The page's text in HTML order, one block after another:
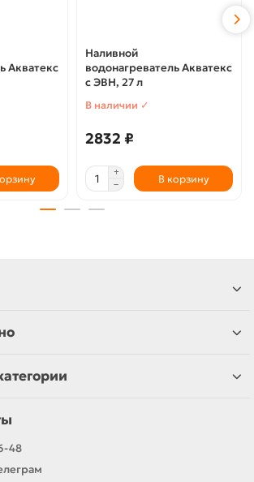
Акватекс
Наливной
водонагреватель Акватекс
с ЭВН, 27 л
В наличии ✓
2832 ₽
В корзину
48